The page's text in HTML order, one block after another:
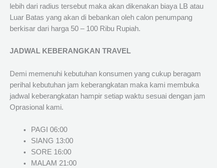
lebih dari radius tersebut maka akan dikenakan biaya LB atau
Luar Batas yang akan di bebankan oleh calon penumpang
berkisar dari harga 50 – 100 Ribu Rupiah.
JADWAL KEBERANGKAN TRAVEL
Demi memenuhi kebutuhan konsumen yang cukup beragam
perihal kebutuhan jam keberangkatan maka kami membuka
jadwal keberangkatan hampir setiap waktu sesuai dengan jam
Oprasional kami.
PAGI 06:00
SIANG 13:00
SORE 16:00
MALAM 21:00